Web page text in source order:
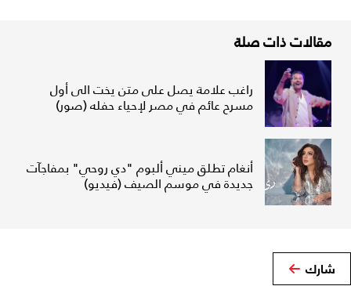
مقالات ذات صلة
راغب علامة يصل على متن يخت الى أول
مسرح عائم في مصر لإحياء حفله (صور)
أنغام تطلق ميني ألبوم "دي روحي" بمفاجآت
جديدة في موسم الصيف (فيديو)
شارك